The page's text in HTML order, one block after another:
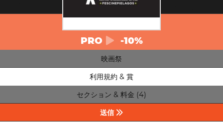
PRO -10%
映画祭
利用規約 & 賞
セクション & 料金 (4)
送信